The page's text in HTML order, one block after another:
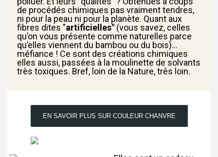
de procédés chimiques pas vraiment tendres,
ni pour la peau ni pour la planète. Quant aux
fibres dites "artificielles" (vous savez, celles
qu’on vous présente comme naturelles parce
qu’elles viennent du bambou ou du bois)…
méfiance ! Ce sont des créations chimiques
elles aussi, passées à la moulinette de solvants
très toxiques. Bref, loin de la Nature, très loin.
EN SAVOIR PLUS SUR COULEUR CHANVRE